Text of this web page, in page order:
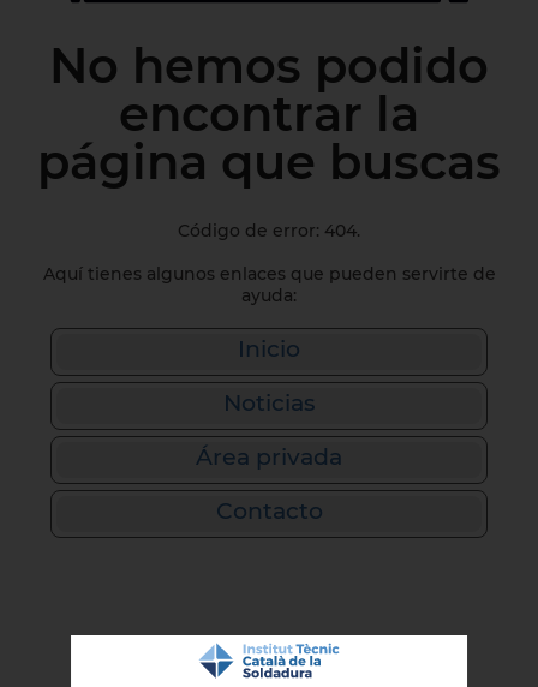
No hemos podido
encontrar la
página que buscas
Código de error: 404.
Aquí tienes algunos enlaces que pueden servirte de
ayuda:
Inicio
Noticias
Área privada
Contacto